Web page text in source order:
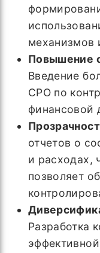
механизмов
Повышение
Введение
СРО по
финансовой
отчетов о
и расходах,
позволяет
Разработка